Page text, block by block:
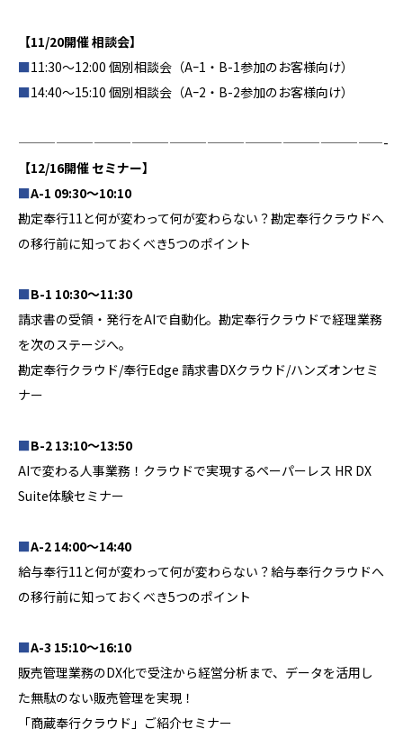
【11/20開催 相談会】
■11:30～12:00 個別相談会（Aｰ1・B-1参加のお客様向け）
■14:40～15:10 個別相談会（Aｰ2・B-2参加のお客様向け）
—————————————————————————————-
【12/16開催 セミナー】
■A-1 09:30～10:10
勘定奉行11と何が変わって何が変わらない？勘定奉行クラウドへ
の移行前に知っておくべき5つのポイント
■B-1 10:30～11:30
請求書の受領・発行をAIで自動化。勘定奉行クラウドで経理業務
を次のステージへ。
勘定奉行クラウド/奉行Edge 請求書DXクラウド/ハンズオンセミ
ナー
■B-2 13:10～13:50
AIで変わる人事業務！クラウドで実現するペーパーレス HR DX
Suite体験セミナー
■A-2 14:00～14:40
給与奉行11と何が変わって何が変わらない？給与奉行クラウドへ
の移行前に知っておくべき5つのポイント
■A-3 15:10～16:10
販売管理業務のDX化で受注から経営分析まで、データを活用し
た無駄のない販売管理を実現！
「商蔵奉行クラウド」ご紹介セミナー